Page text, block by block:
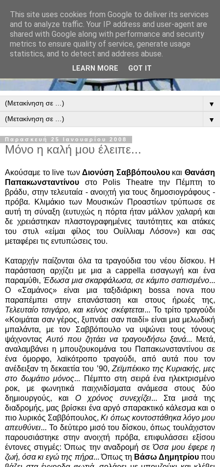
▼
▼
Παρασκευή 25 Ιανουαρίου 2008
Μόνο η καλή μου έλειπε...
Ακούσαμε το live τωνΔιονύση Σαββόπουλου καιΘανάση
Παπακωνσταντίνου στο Polis Theatre την Πέμπτη το
βράδυ, στην τελευταία - ανοιχτή για τους δημοσιογράφους -
πρόβα. Κλιμάκιο των Μουσικών Προαστίων τρύπωσε σε
αυτή τη σύναξη (ευτυχώς η πόρτα ήταν μάλλον χαλαρή και
δε χρειάστηκαν πλαστογραφημένες ταυτότητες και ατάκες
του στυλ «είμαι φίλος του Ουίλλιαμ Λόσον») και σας
μεταφέρει τις εντυπώσεις του.
Καταρχήν παίζονται όλα τα τραγούδια του νέου δίσκου. Η
παράσταση αρχίζει με μια a cappella εισαγωγή και ένα
παραμύθι, Έδωσα μια σκαρφάλωσα, σε κάμπο σαπισμένο...
Ο «Σαμάνος» είναι μια ταξιδιάρικη bossa nova που
παραπέμπει στην επανάσταση και στους ήρωές της,
Τελευταίο τσιγάρο, και κείνος σκέφτεται... Το τρίτο τραγούδι
«Κοιμάται σαν γέρος, ξυπνάει σαν παιδί» είναι μια μελωδική
μπαλάντα, με τον Σαββόπουλο να υψώνει τους τόνους
ψάχνοντας Αυτό που ζητάει να τραγουδήσω ξανά... Μετά,
αναλαμβάνει η μπουζουκομάνα του Παπακωνσταντίνου σε
ένα όμορφο, λαϊκότροπο τραγούδι, από αυτά που τον
ανέδειξαν τη δεκαετία του ’90, Ζεϊμπέκικο της Κυριακής, μες
στο δωμάτιο μόνος... Πέμπτο στη σειρά ένα ηλεκτρισμένο
ροκ, με φωνητικά παιχνιδίσματα ανάμεσα στους δύο
δημιουργούς, καιΟ χρόνος συνεχίζει... Στα μισά της
διαδρομής, μας βρίσκει ένα αργό σπαρακτικό κάλεσμα και ο
πιο λυρικός Σαββόπουλος,Κι όπως κοντοστάθηκα λόγο μου
απευθύνει... Το δεύτερο μισό του δίσκου, όπως τουλάχιστον
παρουσιάστηκε στην ανοιχτή πρόβα, επιφυλάσσει εξίσου
έντονες στιγμές: Όπως την αναδρομή σεΌσα μου έφερε η
ζωή, όσα κι εγώ της πήρα... Όπως τη Βάσω Δημητρίουπου
This site uses cookies from Google to deliver its services
and to analyze traffic. Your IP address and user-agent are
shared with Google along with performance and security
metrics to ensure quality of service, generate usage
statistics, and to detect and address abuse.
LEARN MORE GOT IT